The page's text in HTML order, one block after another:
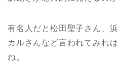
有名人だと松田聖子さん、
カルさんなど言われてみれ
ね。